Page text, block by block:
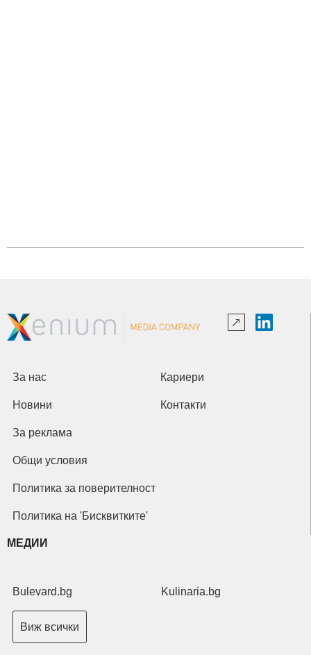
За нас Кариери
Новини Контакти
За реклама
Общи условия
Политика за поверителност
Политика на 'Бисквитките'
МЕДИИ
Bulevard.bg Kulinaria.bg
Виж всички